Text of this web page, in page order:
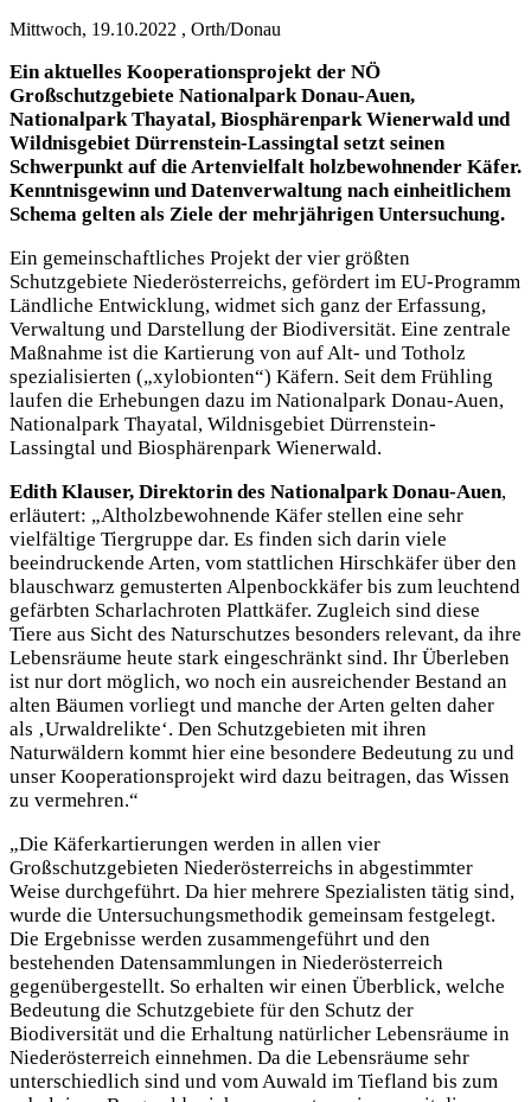
Mittwoch, 19.10.2022 , Orth/Donau
Ein aktuelles Kooperationsprojekt der NÖ
Großschutzgebiete Nationalpark Donau-Auen,
Nationalpark Thayatal, Biosphärenpark Wienerwald und
Wildnisgebiet Dürrenstein-Lassingtal setzt seinen
Schwerpunkt auf die Artenvielfalt holzbewohnender Käfer.
Kenntnisgewinn und Datenverwaltung nach einheitlichem
Schema gelten als Ziele der mehrjährigen Untersuchung.
Ein gemeinschaftliches Projekt der vier größten
Schutzgebiete Niederösterreichs, gefördert im EU-Programm
Ländliche Entwicklung, widmet sich ganz der Erfassung,
Verwaltung und Darstellung der Biodiversität. Eine zentrale
Maßnahme ist die Kartierung von auf Alt- und Totholz
spezialisierten („xylobionten“) Käfern. Seit dem Frühling
laufen die Erhebungen dazu im Nationalpark Donau-Auen,
Nationalpark Thayatal, Wildnisgebiet Dürrenstein-
Lassingtal und Biosphärenpark Wienerwald.
Edith Klauser, Direktorin des Nationalpark Donau-Auen,
erläutert: „Altholzbewohnende Käfer stellen eine sehr
vielfältige Tiergruppe dar. Es finden sich darin viele
beeindruckende Arten, vom stattlichen Hirschkäfer über den
blauschwarz gemusterten Alpenbockkäfer bis zum leuchtend
gefärbten Scharlachroten Plattkäfer. Zugleich sind diese
Tiere aus Sicht des Naturschutzes besonders relevant, da ihre
Lebensräume heute stark eingeschränkt sind. Ihr Überleben
ist nur dort möglich, wo noch ein ausreichender Bestand an
alten Bäumen vorliegt und manche der Arten gelten daher
als ‚Urwaldrelikte‘. Den Schutzgebieten mit ihren
Naturwäldern kommt hier eine besondere Bedeutung zu und
unser Kooperationsprojekt wird dazu beitragen, das Wissen
zu vermehren.“
„Die Käferkartierungen werden in allen vier
Großschutzgebieten Niederösterreichs in abgestimmter
Weise durchgeführt. Da hier mehrere Spezialisten tätig sind,
wurde die Untersuchungsmethodik gemeinsam festgelegt.
Die Ergebnisse werden zusammengeführt und den
bestehenden Datensammlungen in Niederösterreich
gegenübergestellt. So erhalten wir einen Überblick, welche
Bedeutung die Schutzgebiete für den Schutz der
Biodiversität und die Erhaltung natürlicher Lebensräume in
Niederösterreich einnehmen. Da die Lebensräume sehr
unterschiedlich sind und vom Auwald im Tiefland bis zum